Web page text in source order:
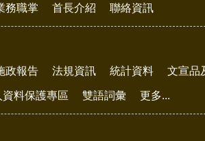
務職掌 首長介紹 聯絡資訊
政報告 法規資訊 統計資料 文宣品
資料保護專區 雙語詞彙 更多...